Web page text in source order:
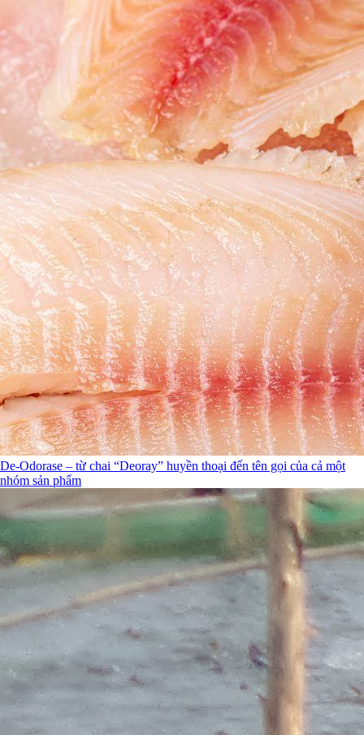
De-Odorase – từ chai “Deoray” huyền thoại đến tên gọi của cả một
nhóm sản phẩm